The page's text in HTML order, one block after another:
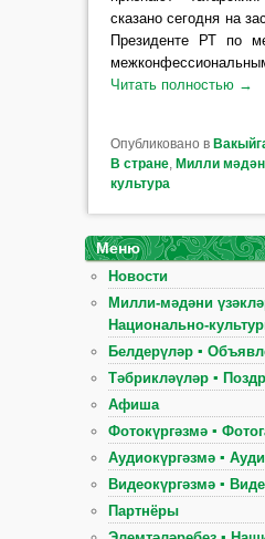
сказано сегодня на
Президенте РТ по
Читать полностью →
Опубликовано в
В стране, Милли
культура
Меню
Новости
Милли-мәдәни
Национально-
Белдерүләр ▪
Тәбрикләүләр ▪
Афиша
Фотокүргәзмә ▪
Аудиокүргәзмә ▪
Видеокүргәзмә ▪
Партнёры